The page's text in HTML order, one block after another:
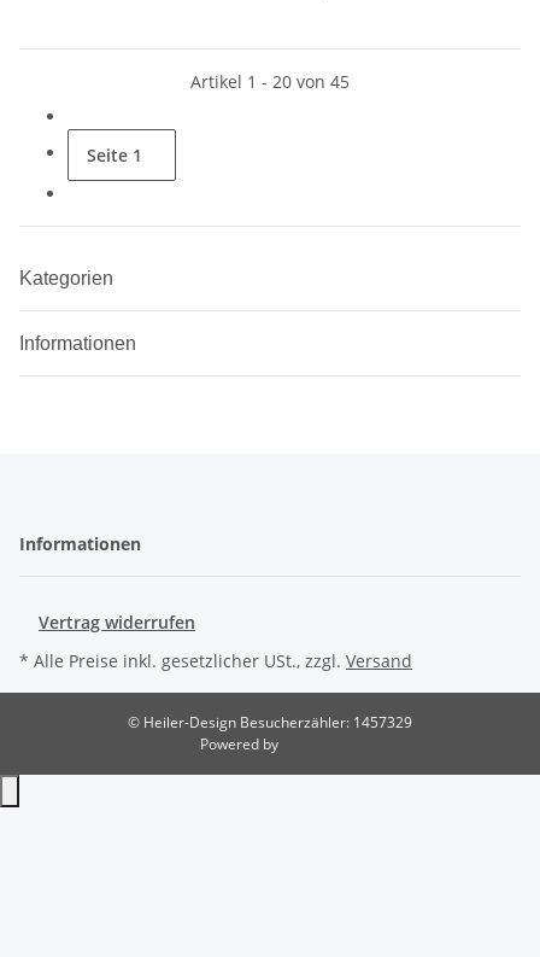
Artikel 1 - 20 von 45
Seite 1
Kategorien
Informationen
Informationen
Vertrag widerrufen
* Alle Preise inkl. gesetzlicher USt., zzgl. Versand
© Heiler-Design Besucherzähler: 1457329
Powered by